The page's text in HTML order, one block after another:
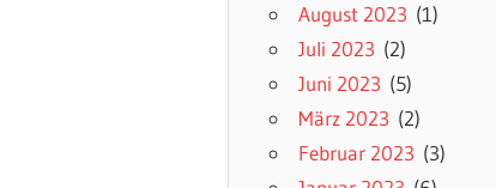
August 2023 (1)
Juli 2023 (2)
Juni 2023 (5)
März 2023 (2)
Februar 2023 (3)